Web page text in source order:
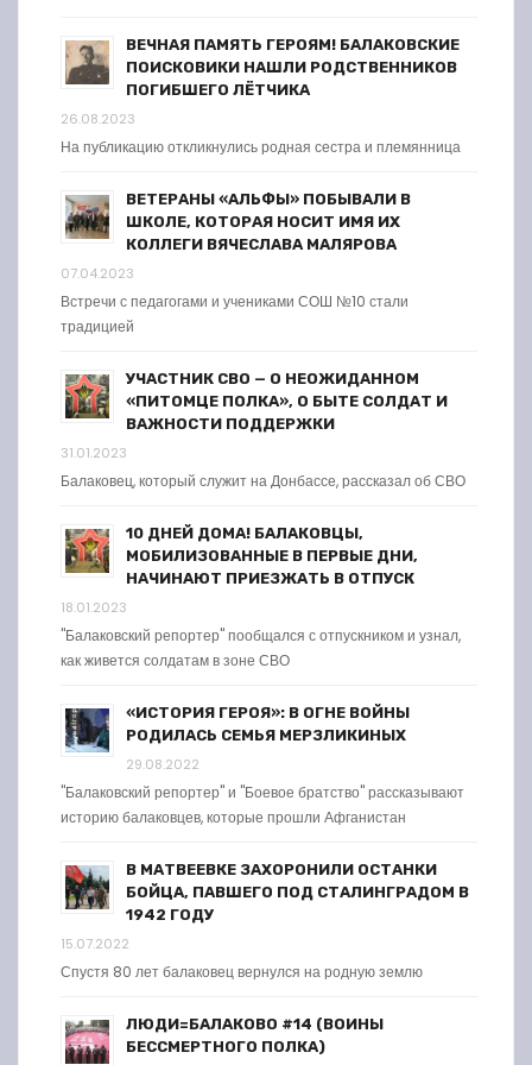
ВЕЧНАЯ ПАМЯТЬ ГЕРОЯМ! БАЛАКОВСКИЕ
ПОИСКОВИКИ НАШЛИ РОДСТВЕННИКОВ
ПОГИБШЕГО ЛЁТЧИКА
26.08.2023
На публикацию откликнулись родная сестра и племянница
ВЕТЕРАНЫ «АЛЬФЫ» ПОБЫВАЛИ В
ШКОЛЕ, КОТОРАЯ НОСИТ ИМЯ ИХ
КОЛЛЕГИ ВЯЧЕСЛАВА МАЛЯРОВА
07.04.2023
Встречи с педагогами и учениками СОШ №10 стали
традицией
УЧАСТНИК СВО — О НЕОЖИДАННОМ
«ПИТОМЦЕ ПОЛКА», О БЫТЕ СОЛДАТ И
ВАЖНОСТИ ПОДДЕРЖКИ
31.01.2023
Балаковец, который служит на Донбассе, рассказал об СВО
10 ДНЕЙ ДОМА! БАЛАКОВЦЫ,
МОБИЛИЗОВАННЫЕ В ПЕРВЫЕ ДНИ,
НАЧИНАЮТ ПРИЕЗЖАТЬ В ОТПУСК
18.01.2023
"Балаковский репортер" пообщался с отпускником и узнал,
как живется солдатам в зоне СВО
«ИСТОРИЯ ГЕРОЯ»: В ОГНЕ ВОЙНЫ
РОДИЛАСЬ СЕМЬЯ МЕРЗЛИКИНЫХ
29.08.2022
"Балаковский репортер" и "Боевое братство" рассказывают
историю балаковцев, которые прошли Афганистан
В МАТВЕЕВКЕ ЗАХОРОНИЛИ ОСТАНКИ
БОЙЦА, ПАВШЕГО ПОД СТАЛИНГРАДОМ В
1942 ГОДУ
15.07.2022
Спустя 80 лет балаковец вернулся на родную землю
ЛЮДИ=БАЛАКОВО #14 (ВОИНЫ
БЕССМЕРТНОГО ПОЛКА)